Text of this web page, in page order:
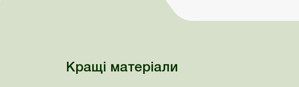
Кращі матеріали